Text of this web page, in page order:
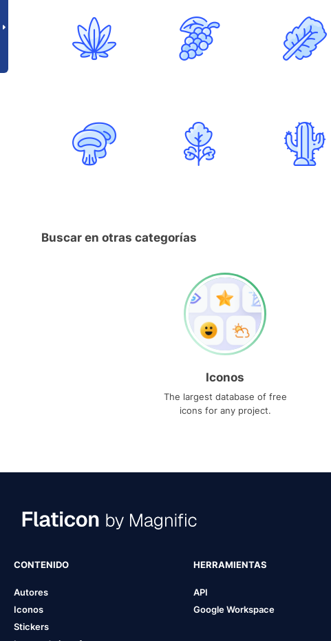
Buscar en otras categorías
Iconos
The largest database of free
icons for any project.
CONTENIDO
Autores
Iconos
Stickers
HERRAMIENTAS
API
Google Workspace